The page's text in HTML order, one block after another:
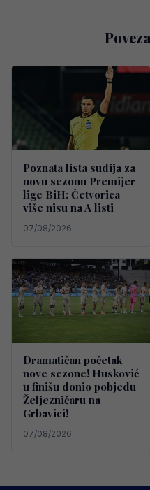
Poznata lista sudija za
novu sezonu Premijer
lige BiH: Četvorica
više nisu na A listi
07/08/2026
Dramatičan početak
nove sezone! Husković
u finišu donio pobjedu
Željezničaru na
Grbavici!
07/08/2026